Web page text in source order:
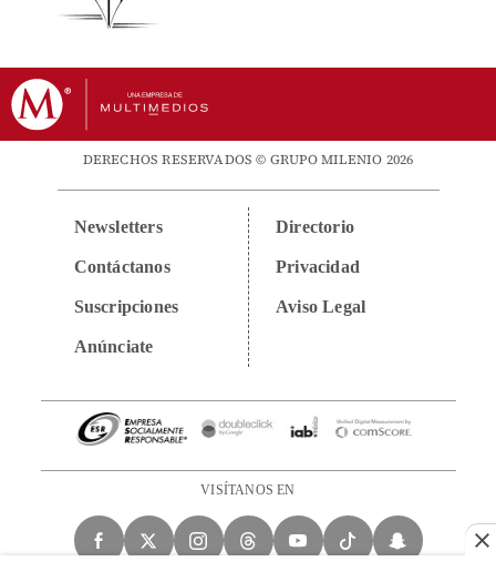
DERECHOS RESERVADOS © GRUPO MILENIO 2026
Newsletters
Contáctanos
Suscripciones
Anúnciate
Directorio
Privacidad
Aviso Legal
VISÍTANOS EN